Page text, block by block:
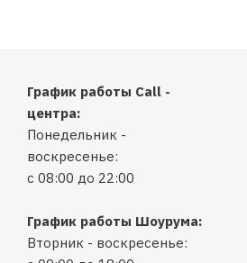
График работы Call -
центра:
Понедельник -
воскресенье:
с 08:00 до 22:00
График работы Шоурума:
Вторник - воскресенье: